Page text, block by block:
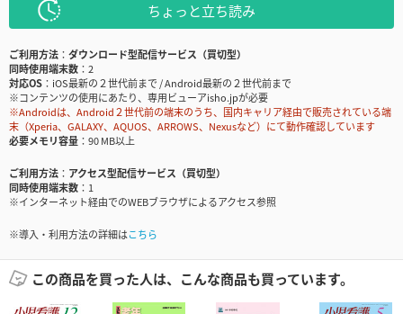
ちょっと立ち読み
ご利用方法
ダウンロード型配信サービス（買切型）
同時使用端末数
2
対応OS
iOS最新の２世代前まで / Android最新の２世代前まで
※コンテンツの使用にあたり、専用ビューアisho.jpが必要
※Androidは、Android２世代前の端末のうち、国内キャリア経由で販売されている端
末（Xperia、GALAXY、AQUOS、ARROWS、Nexusなど）にて動作確認しています
必要メモリ容量
90 MB以上
ご利用方法
アクセス型配信サービス（買切型）
同時使用端末数
1
※インターネット経由でのWEBブラウザによるアクセス参照
※導入・利用方法の詳細はこちら
この商品を買った人は、こんな商品も買っています。